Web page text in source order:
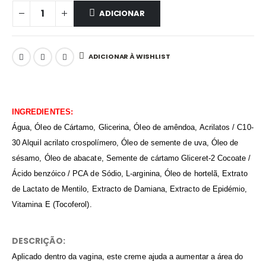
ADICIONAR
ADICIONAR À WISHLIST
INGREDIENTES:
Água, Óleo de Cártamo, Glicerina, Óleo de amêndoa, Acrilatos / C10-
30 Alquil acrilato crospolímero, Óleo de semente de uva, Óleo de
sésamo, Óleo de abacate, Semente de cártamo Gliceret-2 Cocoate /
Ácido benzóico / PCA de Sódio, L-arginina, Óleo de hortelã, Extrato
de Lactato de Mentilo, Extracto de Damiana, Extracto de Epidémio,
Vitamina E (Tocoferol).
DESCRIÇÃO:
Aplicado dentro da vagina, este creme ajuda a aumentar a área do